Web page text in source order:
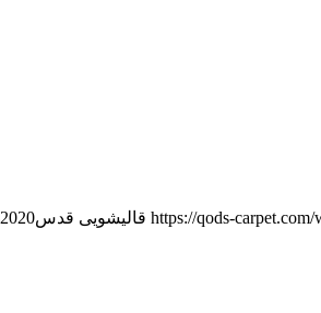
https://qods- قالیشویی قدس2020-09-07 16:47:03